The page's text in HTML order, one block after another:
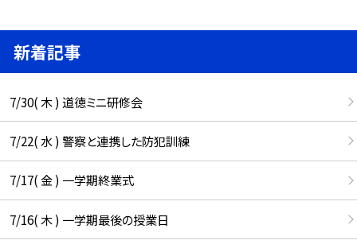
新着記事
7/30( 木 ) 道徳ミニ研修会
7/22( 水 ) 警察と連携した防犯訓練
7/17( 金 ) 一学期終業式
7/16( 木 ) 一学期最後の授業日